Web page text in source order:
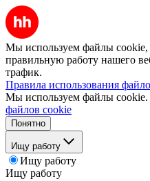
Мы используем файлы cookie,
правильную работу нашего
трафик.
Правила использования
Мы используем файлы cookie.
файлов cookie
Понятно
Ищу работу
Ищу работу
Ищу работу